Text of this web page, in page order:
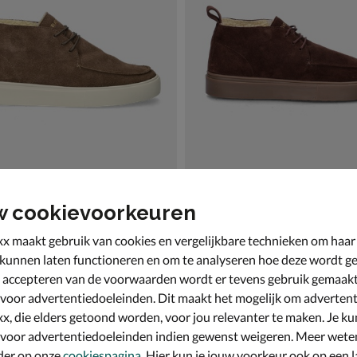
Saloon Blackstone Saloon
€ 159,99
159,99
cookievoorkeuren
maakt gebruik van cookies en vergelijkbare technieken om
laten functioneren en om te analyseren hoe deze wordt
van de voorwaarden wordt er tevens gebruik
advertentiedoeleinden. Dit maakt het mogelijk om
die elders getoond worden, voor jou relevanter te maken. Je
advertentiedoeleinden indien gewenst weigeren. Meer